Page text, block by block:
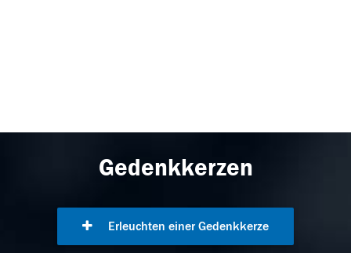
Gedenkkerzen
Erleuchten einer Gedenkkerze